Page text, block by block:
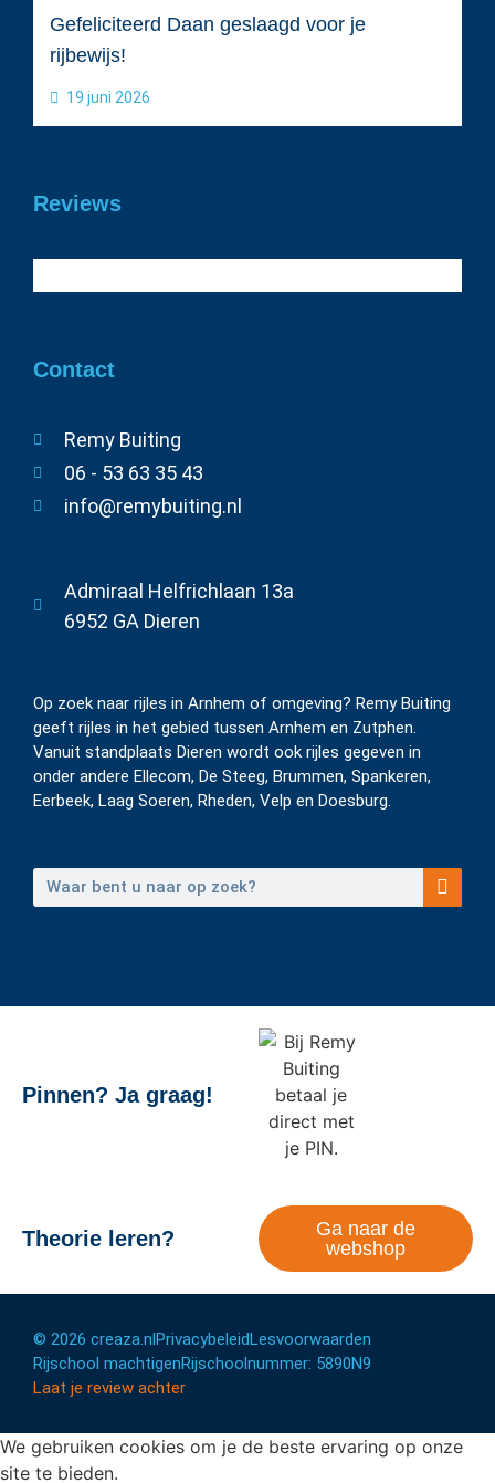
Gefeliciteerd Daan geslaagd voor je
rijbewijs!
19 juni 2026
Reviews
Contact
Remy Buiting
06 - 53 63 35 43
info@remybuiting.nl
Admiraal Helfrichlaan 13a
6952 GA Dieren
Op zoek naar rijles in Arnhem of omgeving? Remy Buiting
geeft rijles in het gebied tussen Arnhem en Zutphen.
Vanuit standplaats Dieren wordt ook rijles gegeven in
onder andere Ellecom, De Steeg, Brummen, Spankeren,
Eerbeek, Laag Soeren, Rheden, Velp en Doesburg.
Pinnen? Ja graag!
Theorie leren?
Ga naar de
webshop
© 2026 creaza.nlPrivacybeleidLesvoorwaarden
Rijschool machtigenRijschoolnummer: 5890N9
Laat je review achter
We gebruiken cookies om je de beste ervaring op onze
site te bieden.